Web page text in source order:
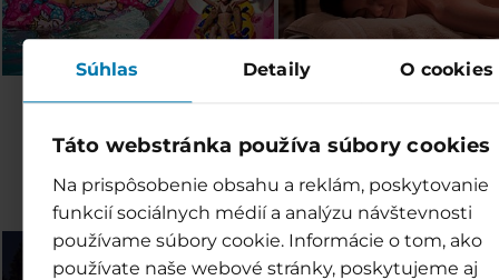
Súhlas Detaily O cookies
Táto webstránka používa súbory cookies
Na prispôsobenie obsahu a reklám, poskytovanie
funkcií sociálnych médií a analýzu návštevnosti
používame súbory cookie. Informácie o tom, ako
používate naše webové stránky, poskytujeme aj
Objevte další
rodiny TMR
Bešeňová (SK) Tatralandia (SK)